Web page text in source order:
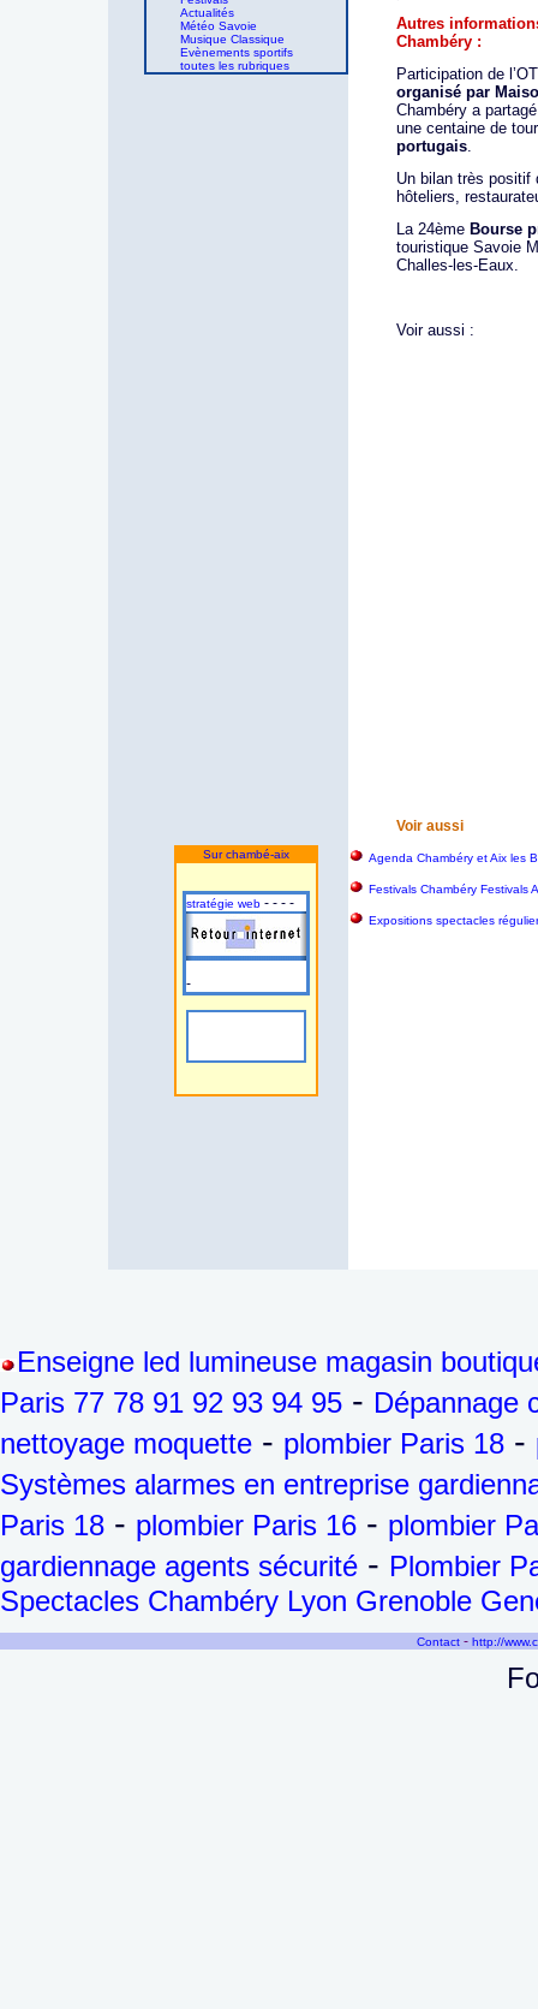
Actualités
Météo Savoie
Musique Classique
Evènements sportifs
toutes les rubriques
Sur chambé-aix
stratégie web - - - -
-
Autres
Chambéry :
Participation de
organisé par
Chambéry a
une centaine de
portugais.
Un bilan très positif
hôteliers,
La 24ème Bourse
touristique Savoie
Challes-les-Eaux.
Voir aussi :
Voir aussi
Agenda Chambéry et Aix les
Festivals Chambéry Festivals
Expositions spectacles
Enseigne led lumineuse magasin
Paris 77 78 91 92 93 94 95 - Dépannage
nettoyage moquette - plombier Paris 18 -
Systèmes alarmes en entreprise
Paris 18 - plombier Paris 16 - plombier
gardiennage agents sécurité - Plombier
Spectacles Chambéry Lyon Grenoble
Contact - http://